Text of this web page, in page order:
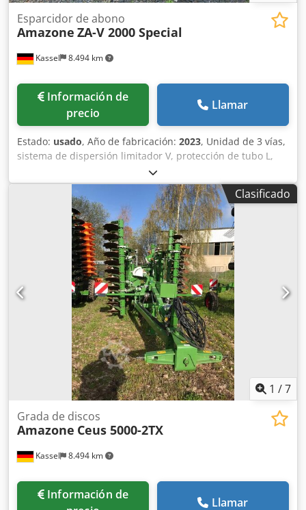
Kassel 8.494 km
Esparcidor de abono
Amazone ZA-V 2000 Special
Información de
precio
Llamar
Estado: usado, Año de fabricación: 2023, Unidad de 3 vías,
sistema de dispersión limitador V, protección de tubo L,
indicador mecánico/posición del mecanismo de dispersión
ZA-V, superestructura de tolva S 2000, componentes de
montaje para unidades básicas ZA, toma de fuerza con
acoplamiento de fricción, guardabarros L y escaleras,
iluminación LED trasera. Dodpfx Acjt Dwibjhokr
Clasificado
1 /7
Kassel 8.494 km
Grada de discos
Amazone Ceus 5000-2TX
Información de
Llamar